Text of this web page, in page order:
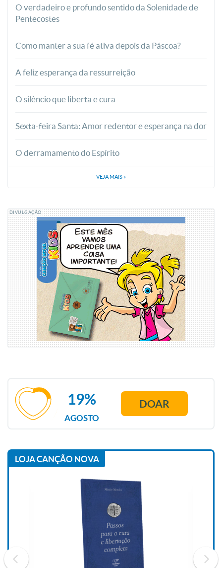
O verdadeiro e profundo sentido da Solenidade de
Pentecostes
Como manter a sua fé ativa depois da Páscoa?
A feliz esperança da ressurreição
O silêncio que liberta e cura
Sexta-feira Santa: Amor redentor e esperança na dor
O derramamento do Espírito
VEJA MAIS »
DIVULGAÇÃO
AGOSTO
19% DOAR
LOJA CANÇÃO NOVA